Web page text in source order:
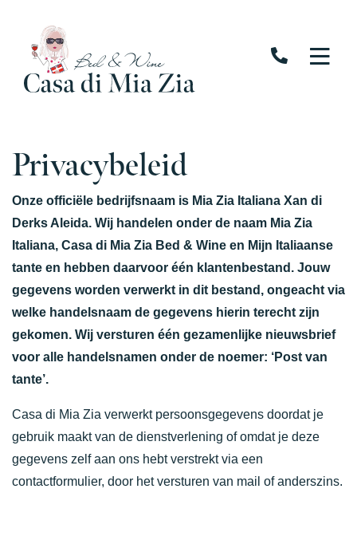
Privacybeleid
Onze officiële bedrijfsnaam is Mia Zia Italiana Xan di
Derks Aleida. Wij handelen onder de naam Mia Zia
Italiana, Casa di Mia Zia Bed & Wine en Mijn Italiaanse
tante en hebben daarvoor één klantenbestand. Jouw
gegevens worden verwerkt in dit bestand, ongeacht via
welke handelsnaam de gegevens hierin terecht zijn
gekomen. Wij versturen één gezamenlijke nieuwsbrief
voor alle handelsnamen onder de noemer: ‘Post van
tante’.
Casa di Mia Zia verwerkt persoonsgegevens doordat je
gebruik maakt van de dienstverlening of omdat je deze
gegevens zelf aan ons hebt verstrekt via een
contactformulier, door het versturen van mail of anderszins.